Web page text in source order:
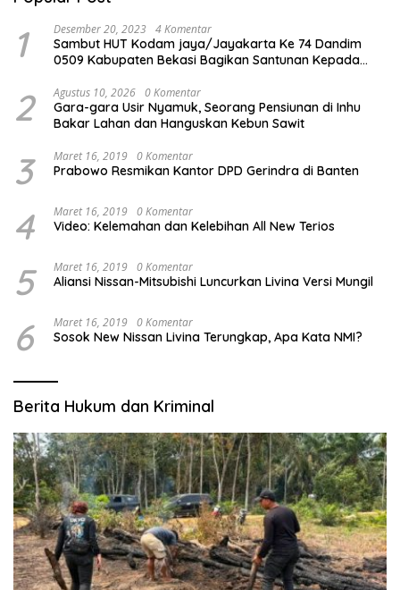
1 Desember 20, 2023 4 Komentar
Sambut HUT Kodam jaya/Jayakarta Ke 74 Dandim
0509 Kabupaten Bekasi Bagikan Santunan Kepada
2 Agustus 10, 2026 0 Komentar
Gara-gara Usir Nyamuk, Seorang Pensiunan di Inhu
Bakar Lahan dan Hanguskan Kebun Sawit
3 Maret 16, 2019 0 Komentar
Prabowo Resmikan Kantor DPD Gerindra di Banten
4 Maret 16, 2019 0 Komentar
Video: Kelemahan dan Kelebihan All New Terios
5 Maret 16, 2019 0 Komentar
Aliansi Nissan-Mitsubishi Luncurkan Livina Versi Mungil
6 Maret 16, 2019 0 Komentar
Sosok New Nissan Livina Terungkap, Apa Kata NMI?
Berita Hukum dan Kriminal